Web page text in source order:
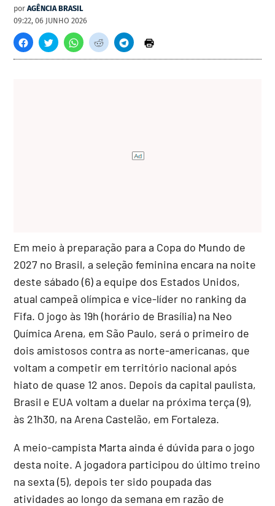
por AGÊNCIA BRASIL
09:22, 06 JUNHO 2026
Em meio à preparação para a Copa do Mundo de
2027 no Brasil, a seleção feminina encara na noite
deste sábado (6) a equipe dos Estados Unidos,
atual campeã olímpica e vice-líder no ranking da
Fifa. O jogo às 19h (horário de Brasília) na Neo
Química Arena, em São Paulo, será o primeiro de
dois amistosos contra as norte-americanas, que
voltam a competir em território nacional após
hiato de quase 12 anos. Depois da capital paulista,
Brasil e EUA voltam a duelar na próxima terça (9),
às 21h30, na Arena Castelão, em Fortaleza.
A meio-campista Marta ainda é dúvida para o jogo
desta noite. A jogadora participou do último treino
na sexta (5), depois ter sido poupada das
atividades ao longo da semana em razão de